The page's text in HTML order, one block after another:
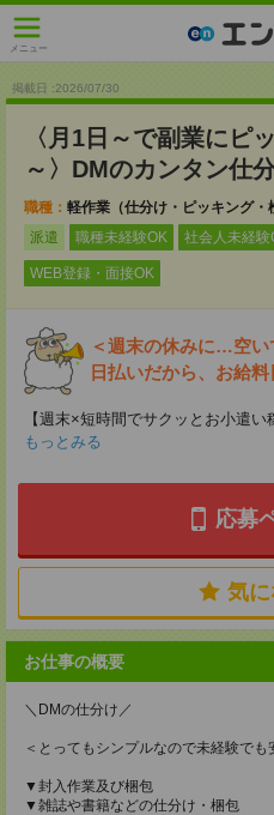
メニュー
掲載日 :2026/07/30
〈月1日～で副業にピ
～〉DMのカンタン仕
職種： 軽作業（仕分け・ピッキング・
派遣
職種未経験OK 社会人未経験
WEB登録・面接OK
＜週末の休みに…空い
日払いだから、お給料
【週末×短時間でサクッとお小遣
もっとみる
応募
気に
お仕事の概要
＼DMの仕分け／
＜とってもシンプルなので未経験でも
▼封入作業及び梱包
▼雑誌や書籍などの仕分け・梱包